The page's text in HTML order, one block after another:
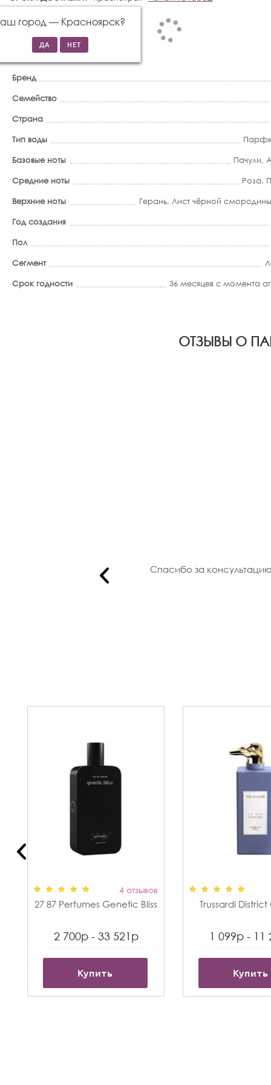
город — Красноярск?
Бренд
Семейство
Страна
Тип воды
Базовые ноты
Пачули,
Средние ноты
Роза,
Верхние ноты
Герань, Лист чёрной смородины
Год создания
Пол
Сегмент
Срок годности
36 месяцев с момента
ОТЗЫВЫ О
Спасибо за
4 отзывов
27 87 Perfumes Genetic Bliss
2 700р - 33 521р
Купить
Trussardi
1 099р - 11
Купить